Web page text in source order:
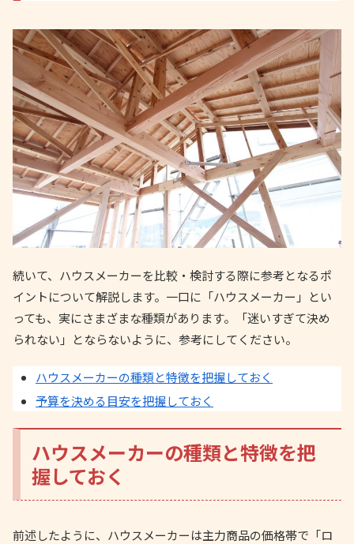
続いて、ハウスメーカーを比較・検討する際に参考となるポ
イントについて解説します。一口に「ハウスメーカー」とい
っても、実にさまざまな種類があります。「迷いすぎて決め
られない」とならないように、参考にしてください。
ハウスメーカーの種類と特徴を把握しておく
予算を決める目安を把握しておく
ハウスメーカーの種類と特徴を把
握しておく
前述したように、ハウスメーカーは主力商品の価格帯で「ロ